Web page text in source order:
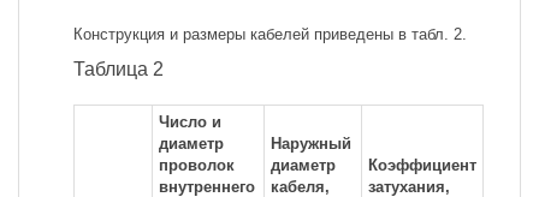
Конструкция и размеры кабелей приведены в табл. 2.
Таблица 2
Число и
диаметр
проволок
внутреннего
Наружный
диаметр
кабеля,
Коэффициент
затухания,